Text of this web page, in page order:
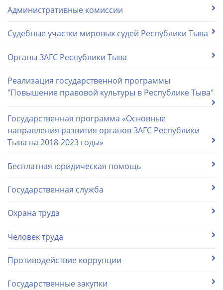
Административные комиссии
Судебные участки мировых судей Республики Тыва
Органы ЗАГС Республики Тыва
Реализация государственной программы
"Повышение правовой культуры в Республике Тыва"
Государственная программа «Основные
направления развития органов ЗАГС Республики
Тыва на 2018-2023 годы»
Бесплатная юридическая помощь
Государственная служба
Охрана труда
Человек труда
Противодействие коррупции
Государственные закупки